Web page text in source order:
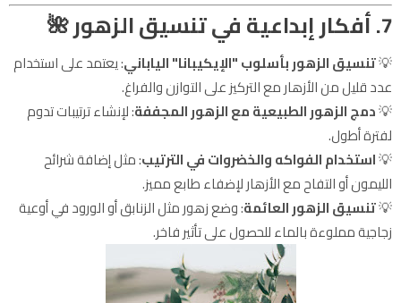
7. أفكار إبداعية في تنسيق الزهور 🌺
💡تنسيق الزهور بأسلوب "الإيكيبانا" الياباني: يعتمد على استخدام
عدد قليل من الأزهار مع التركيز على التوازن والفراغ.
💡دمج الزهور الطبيعية مع الزهور المجففة: لإنشاء ترتيبات تدوم
لفترة أطول.
💡استخدام الفواكه والخضروات في الترتيب: مثل إضافة شرائح
الليمون أو التفاح مع الأزهار لإضفاء طابع مميز.
💡تنسيق الزهور العائمة: وضع زهور مثل الزنابق أو الورود في أوعية
زجاجية مملوءة بالماء للحصول على تأثير فاخر.